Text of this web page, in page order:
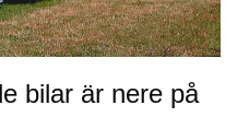
bilar är nere på